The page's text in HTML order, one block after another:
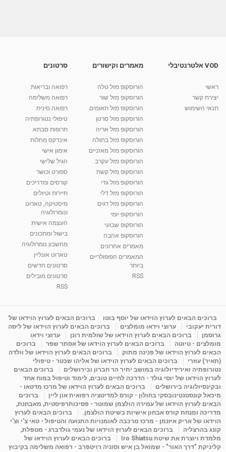
מאת
10:17
קרין גורן - העוגה המתגלצ’ת ללא קמח
38.5k צפיות
01:37
יוסי שר - מתמחה בשיטת אלכסנדר וטאי צ'י
2,738 צפיות
01:46
רנה רז-גילו -טיפול אנרגטי ויעוץ רוחני - נומרולוגית
2,315 צפיות
05:37
סודות בתאריך הלידה, משמעות חודש הלידה -
ינואר זינה ליבשיץ נומרולוגית
ליסה גרוסמן - המרכז לאימון התנהגותי - קשב
09:12
מדיטציה בדמיון מודרך - היכרות עם האני הפנימי
מאת admin 11 שנים 3,650 צפיות
פנינה מתוק - מרכז "נתיב הלב" בהרצליה-
מדיטציה-התחדשות
Shahar-vod
VOD אלטרנטיבלי
ראשי
יצירת קשר
תנאי השימוש
מאמרים וקישורים
הורוסקופ מזל טלה
הורוסקופ מזל שור
הורוסקופ מזל תאומים
הורוסקופ מזל סרטן
הורוסקופ מזל אריה
הורוסקופ מזל בתולה
הורוסקופ מזל מאזניים
הורוסקופ מזל עקרב
הורוסקופ מזל קשת
הורוסקופ מזל גדי
הורוסקופ מזל דלי
הורוסקופ מזל דגים
הורוסקופ יומי
הורוסקופ שבועי
הורוסקופ אהבה
מאמרים אחרונים
המאמרים הפופולריים
ביותר
RSS
סרטונים
רפואה ובריאות
רפואה משלימה
רפואה סינית
טיפולי נטורופתיה
תרופות סבתא
אינדקס מחלות
אימון אישי
הגיל שלישי
ספורט וכושר
קורסים ומדריכים
תיירות וטיולים
מיסטיקה, טארוט
ונומרולוגיה
העצמה אישית
בישול ומתכונים
מחשבון נומרולוגיה
טארוט אונליין
סרטונים חדשים
סרטונים מובילים
RSS
ברוכים הבאים לערוץ הוידאו של יוסף בוטו
ברוכים הבאים לערוץ הוידאו של
דורית יעקובי
ערוצי וידאו מומלצים
ברוכים הבאים לערוץ הוידאו של ליסה
גרוסמן
ברוכים הבאים לערוץ הוידאו של שולמית רונן
ערוצי וידאו
מומלצים - טיוטה
ברוכים הבאים לערוץ הוידאו של אסתר שפר
ברוכים
הבאים לערוץ הוידאו של פנינה מתוק
ברוכים הבאים לערוץ הוידאו של וולדה
(תאיר) עוזרי
ברוכים הבאים לערוץ הוידאו של אליהו שכטר - טיפולי
נטורופתיה ואירידיולוגיה במושב יתיר הר חברון ובירושלים
ברוכים הבאים
לערוץ הוידאו של יוסי גולד - הדרכה לחיים טובים, לימוד וטיפול במוח אחד
ובקינסיולוגיה בירושלים
ברוכים הבאים לערוץ הוידאו של מרכז מדטאו -
מיכאל קונסטנטינובסקי בחולון - קורס למדיטציה רפואית און ליין
ברוכים
הבאים לערוץ הוידאו של עמירה הולצמן שמוטר - פסיכותרפיסטית, מאבחנת,
מדריכה ומנחת קורס אבחון אישיות בשיטת הולצמן.
ברוכים הבאים לערוץ
הוידאו של אריק איזנמן - מרכז מרכבה לאומנויות התנועה והטיפול - טאי צ'י וצ'י
קונג בהרצליה
ברוכים הבאים לערוץ הוידאו של נעמי גולדברג - מטפלת,
מלמדת ויוצרת את שיטת Iro Shiatsu
ברוכים הבאים לערוץ הוידאו של
קליניקת "דרך האור" - שמואל בן איש וסוניה רויטפרב - רפואה משלימה בקיבוץ